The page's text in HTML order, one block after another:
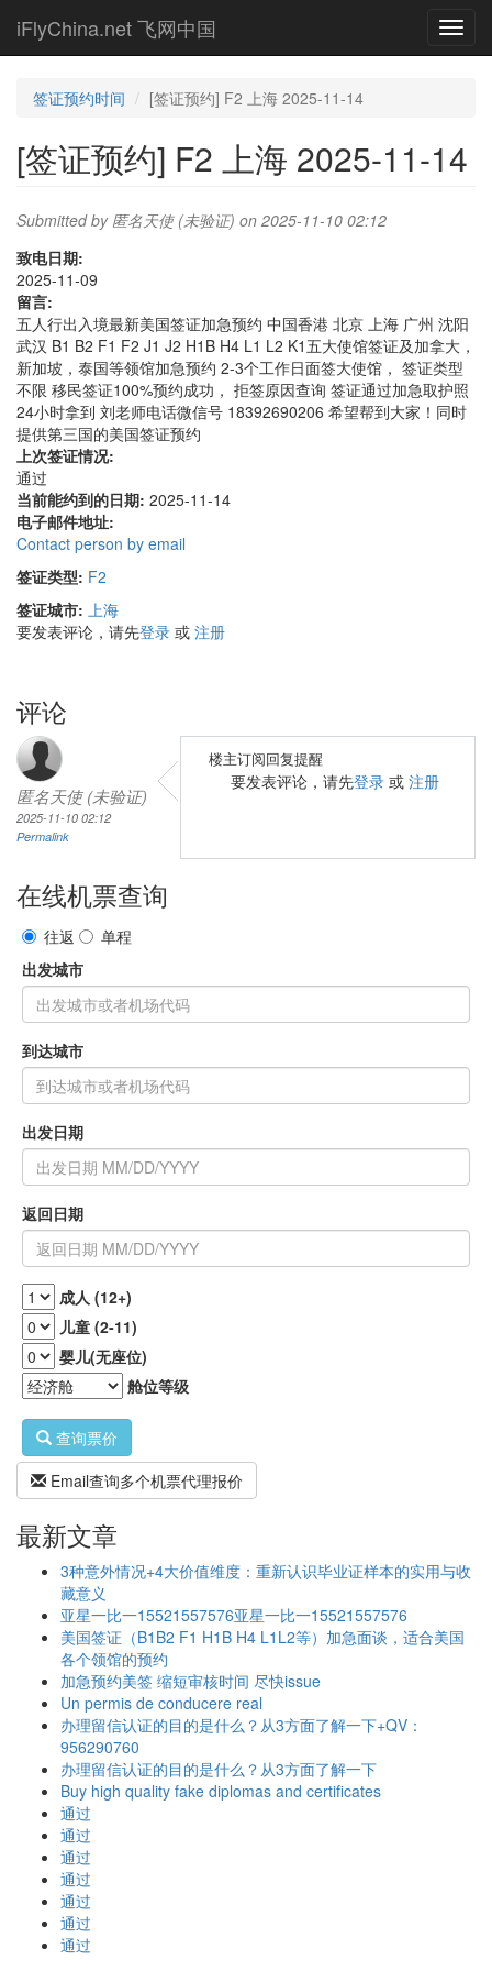
main
iFlyChina.net 飞网中国
签证预约时间 [签证预约] F2 上海 2025-11-14
[签证预约] F2 上海 2025-11-14
Submitted by 匿名天使 (未验证) on 2025-11-10 02:12
致电日期:
2025-11-09
留言:
五人行出入境最新美国签证加急预约 中国香港 北京 上海 广州 沈阳
武汉 B1 B2 F1 F2 J1 J2 H1B H4 L1 L2 K1五大使馆签证及加拿大，
新加坡，泰国等领馆加急预约 2-3个工作日面签大使馆， 签证类型
不限 移民签证100%预约成功， 拒签原因查询 签证通过加急取护照
24小时拿到 刘老师电话微信号 18392690206 希望帮到大家！同时
提供第三国的美国签证预约
上次签证情况:
通过
当前能约到的日期: 2025-11-14
电子邮件地址:
Contact person by email
签证类型: F2
签证城市: 上海
要发表评论，请先登录 或 注册
评论
匿名天使 (未验证)
2025-11-10 02:12
Permalink
楼主订阅回复提醒
要发表评论，请先登录 或 注册
在线机票查询
往返
单程
出发城市
到达城市
出发日期
返回日期
成人 (12+)
儿童 (2-11)
婴儿(无座位)
舱位等级
查询票价
Email查询多个机票代理报价
最新文章
3种意外情况+4大价值维度：重新认识毕业证样本的实用与收
藏意义
亚星一比一15521557576亚星一比一15521557576
美国签证（B1B2 F1 H1B H4 L1L2等）加急面谈，适合美国
各个领馆的预约
加急预约美签 缩短审核时间 尽快issue
Un permis de conducere real
办理留信认证的目的是什么？从3方面了解一下+QV：
956290760
办理留信认证的目的是什么？从3方面了解一下
Buy high quality fake diplomas and certificates
通过
通过
通过
通过
通过
通过
通过